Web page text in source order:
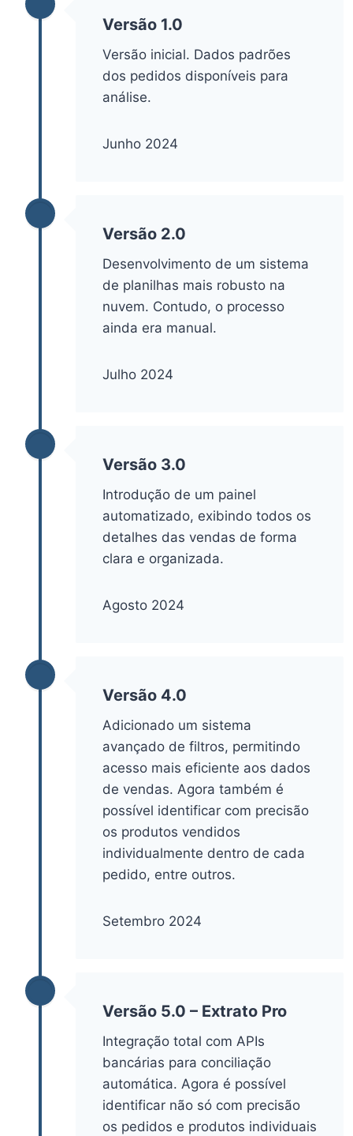
Versão 1.0
Versão inicial. Dados padrões
dos pedidos disponíveis para
análise.
Junho 2024
Versão 2.0
Desenvolvimento de um sistema
de planilhas mais robusto na
nuvem. Contudo, o processo
ainda era manual.
Julho 2024
Versão 3.0
Introdução de um painel
automatizado, exibindo todos os
detalhes das vendas de forma
clara e organizada.
Agosto 2024
Versão 4.0
Adicionado um sistema
avançado de filtros, permitindo
acesso mais eficiente aos dados
de vendas. Agora também é
possível identificar com precisão
os produtos vendidos
individualmente dentro de cada
pedido, entre outros.
Setembro 2024
Versão 5.0 – Extrato Pro
Integração total com APIs
bancárias para conciliação
automática. Agora é possível
identificar não só com precisão
os pedidos e produtos individuais